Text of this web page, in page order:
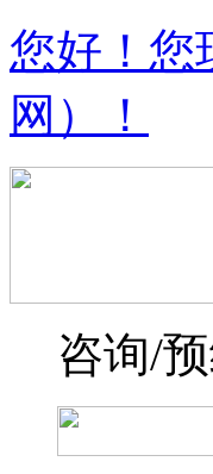
您好！您
网）！
咨询/